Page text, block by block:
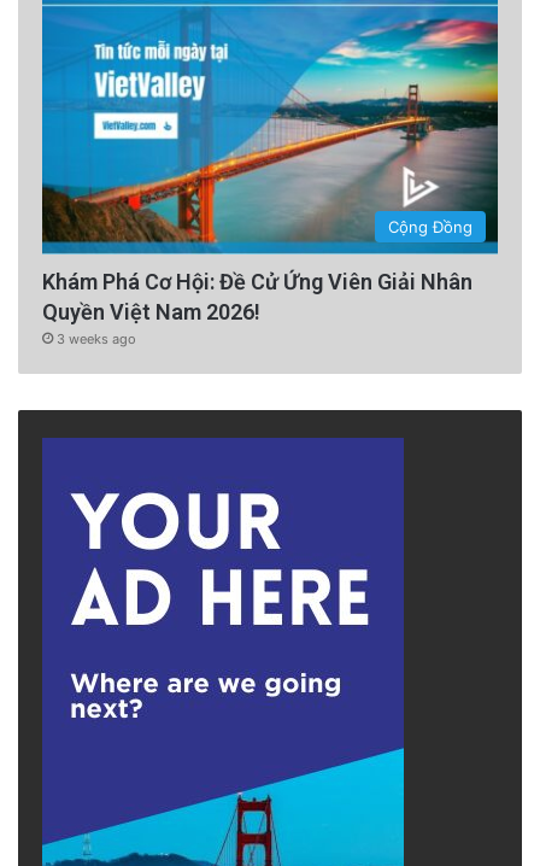
advertisement
Cộng Đồng
Khám Phá Cơ Hội: Đề Cử Ứng Viên Giải Nhân
Quyền Việt Nam 2026!
3 weeks ago